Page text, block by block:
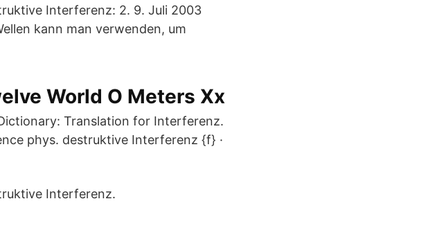
Interferenz: 2. 9. Juli 2003
kann man verwenden, um
World O Meters Xx
Translation for Interferenz.
phys. destruktive Interferenz {f} ·
Interferenz.